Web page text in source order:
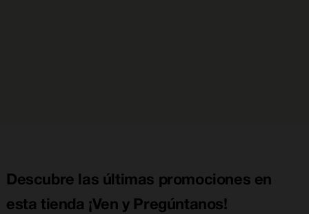
Descubre las últimas promociones en
esta tienda ¡Ven y Pregúntanos!